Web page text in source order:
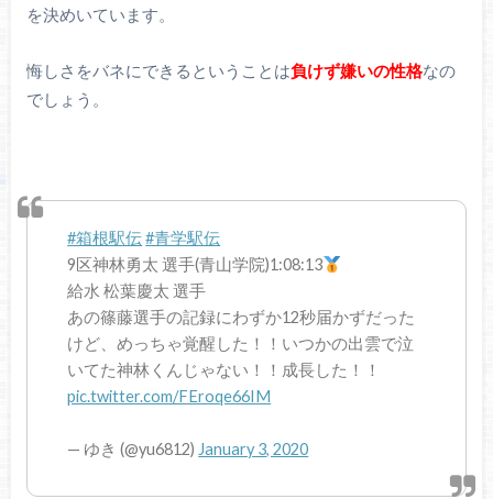
を決めいています。
悔しさをバネにできるということは負けず嫌いの性格なの
でしょう。
#箱根駅伝#青学駅伝
9区神林勇太 選手(青山学院)1:08:13
給水 松葉慶太 選手
あの篠藤選手の記録にわずか12秒届かずだった
けど、めっちゃ覚醒した！！いつかの出雲で泣
いてた神林くんじゃない！！成長した！！
pic.twitter.com/FEroqe66IM
— ゆき (@yu6812) January 3, 2020